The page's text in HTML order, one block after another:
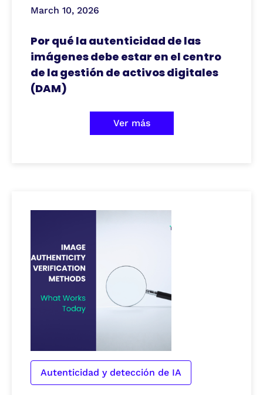
March 10, 2026
Por qué la autenticidad de las
imágenes debe estar en el centro
de la gestión de activos digitales
(DAM)
Ver más
Autenticidad y detección de IA